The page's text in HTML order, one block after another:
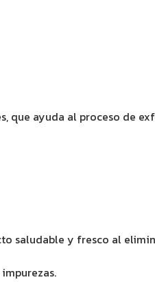
ayuda al proceso de
saludable y fresco al